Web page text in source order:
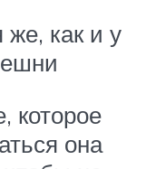
же, как и у
которое
она